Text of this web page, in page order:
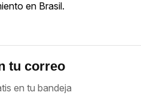
en Brasil.
tu correo
en tu bandeja